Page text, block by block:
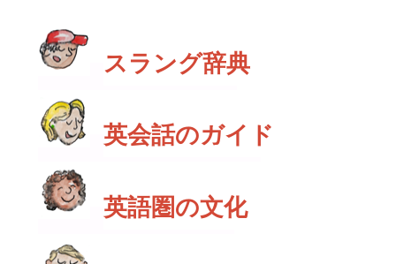
スラング辞典
英会話のガイド
英語圏の文化